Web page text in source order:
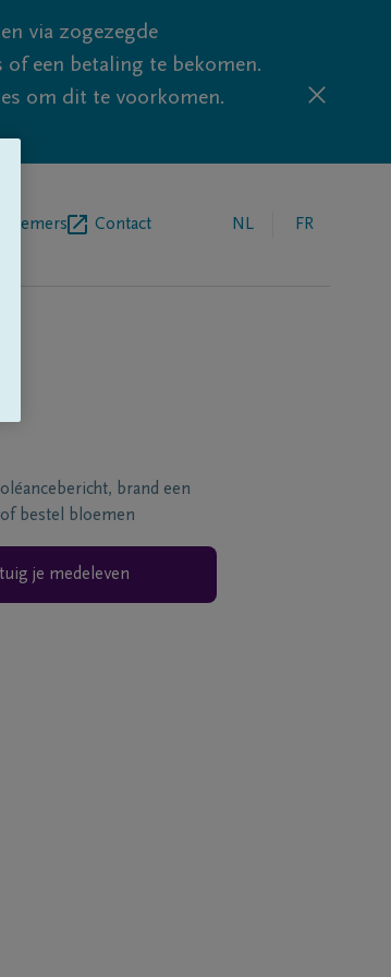
via zogezegde
of een betaling te bekomen.
om dit te voorkomen.
Contact NL FR
brand een
of bestel bloemen
je medeleven